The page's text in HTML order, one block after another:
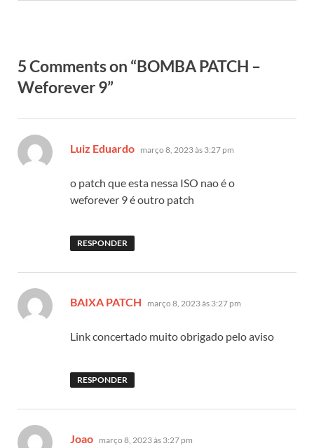
5 Comments on “BOMBA PATCH –
Weforever 9”
Luiz Eduardo março 8, 2023 às 3:27 pm
o patch que esta nessa ISO nao é o
weforever 9 é outro patch
RESPONDER
BAIXA PATCH março 8, 2023 às 3:27 pm
Link concertado muito obrigado pelo aviso
RESPONDER
Joao março 8, 2023 às 3:27 pm